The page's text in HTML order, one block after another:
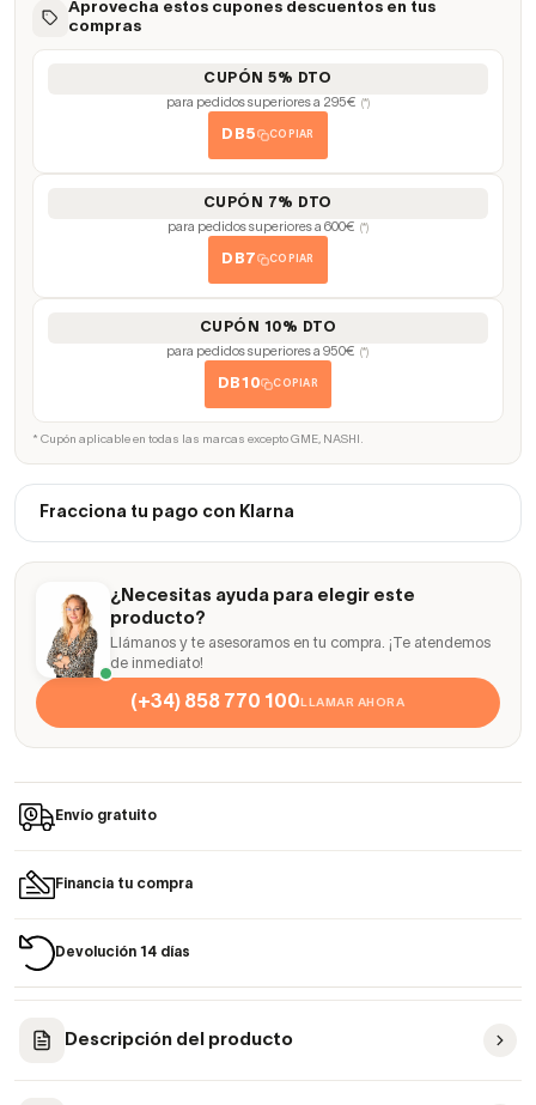
Aprovecha estos cupones descuentos en tus
compras
CUPÓN 5% DTO
para pedidos superiores a 295€ (*)
DB5 COPIAR
CUPÓN 7% DTO
para pedidos superiores a 600€ (*)
DB7 COPIAR
CUPÓN 10% DTO
para pedidos superiores a 950€ (*)
DB10 COPIAR
* Cupón aplicable en todas las marcas excepto GME, NASHI.
Fracciona tu pago con Klarna
¿Necesitas ayuda para elegir este
producto?
Llámanos y te asesoramos en tu compra. ¡Te atendemos
de inmediato!
(+34) 858 770 100LLAMAR AHORA
Envío gratuito
Financia tu compra
Devolución 14 días
Descripción del producto